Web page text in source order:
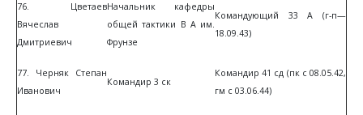
76. Цветаев
Вячеслав
Дмитриевич
Начальник кафедры
общей тактики В А им.
Фрунзе
Командующий 33 А (г-п—
18.09.43)
77. Черняк Степан
Иванович
Командир 3 ск
Командир 41 сд (пк с 08.05.42,
гм с 03.06.44)